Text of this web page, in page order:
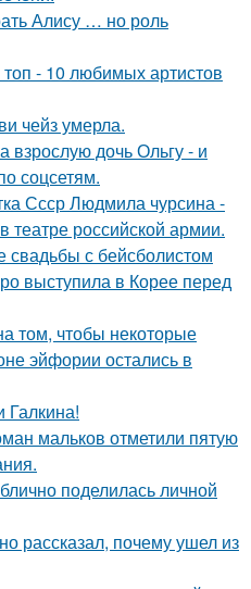
Алису … но роль
- 10 любимых артистов
чейз умерла.
взрослую дочь Ольгу - и
соцсетям.
Ссср Людмила чурсина -
российской армии.
свадьбы с бейсболистом
выступила в Корее перед
том, чтобы некоторые
эйфории остались в
Галкина!
мальков отметили пятую
поделилась личной
рассказал, почему ушел из